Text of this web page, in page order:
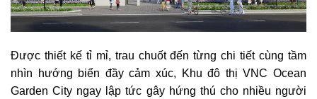
Được thiết kế tỉ mỉ, trau chuốt đến từng chi tiết cùng tầm
nhìn hướng biển đầy cảm xúc, Khu đô thị VNC Ocean
Garden City ngay lập tức gây hứng thú cho nhiều người